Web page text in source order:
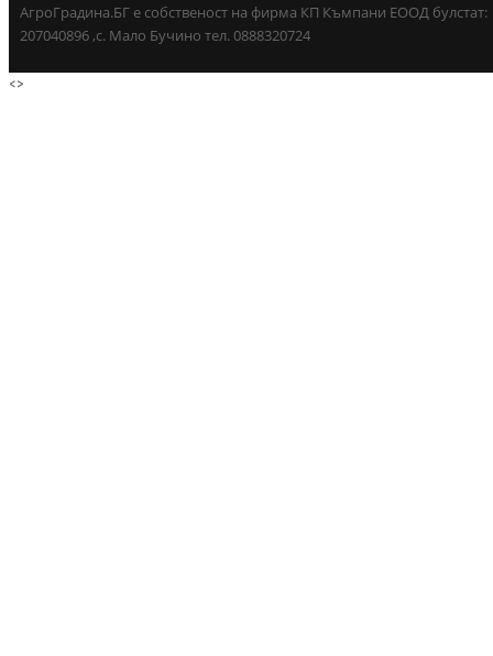
АгроГрадина.БГ е собственост на фирма КП Къмпани ЕООД булстат:
207040896 ,с. Мало Бучино тел. 0888320724
<>